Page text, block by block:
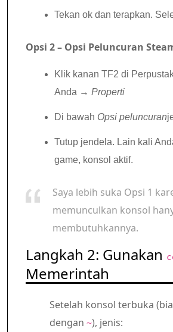
Tekan ok dan terapkan.
Opsi 2 – Opsi Peluncuran
Klik kanan TF2 di
Anda → Properti
Di bawah Opsi peluncuran
Tutup jendela. Lain kali
game, konsol aktif.
Saya lebih suka Opsi 1
memunculkan konsol
membutuhkannya.
Langkah 2: Gunakan
Memerintah
Setelah konsol terbuka
dengan ~), jenis: